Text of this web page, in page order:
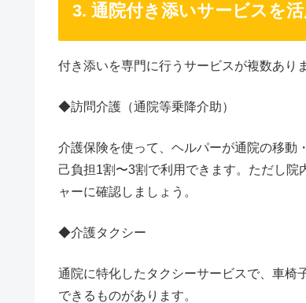
3. 通院付き添いサービスを
付き添いを専門に行うサービスが複数あり
◆訪問介護（通院等乗降介助）
介護保険を使って、ヘルパーが通院の移動
己負担1割〜3割で利用できます。ただし
ャーに確認しましょう。
◆介護タクシー
通院に特化したタクシーサービスで、車椅
できるものがあります。